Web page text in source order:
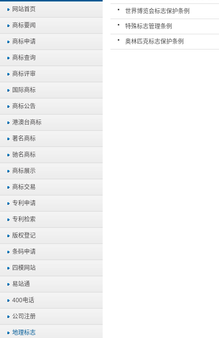
网站首页
商标要闻
商标申请
商标查询
商标评审
国际商标
商标公告
港澳台商标
著名商标
驰名商标
商标展示
商标交易
专利申请
专利检索
版权登记
条码申请
四模网站
易站通
400电话
公司注册
地理标志
世界博览会标志保护条例
特殊标志管理条例
奥林匹克标志保护条例